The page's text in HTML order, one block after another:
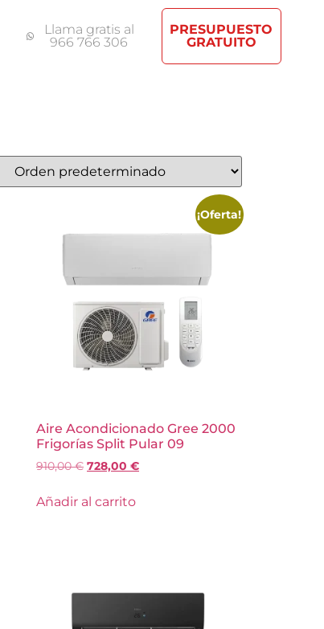
Llama gratis al
966 766 306
PRESUPUESTO
GRATUITO
¡Oferta!
Aire Acondicionado Gree 2000
Frigorías Split Pular 09
910,00€ 728,00€
Añadir al carrito